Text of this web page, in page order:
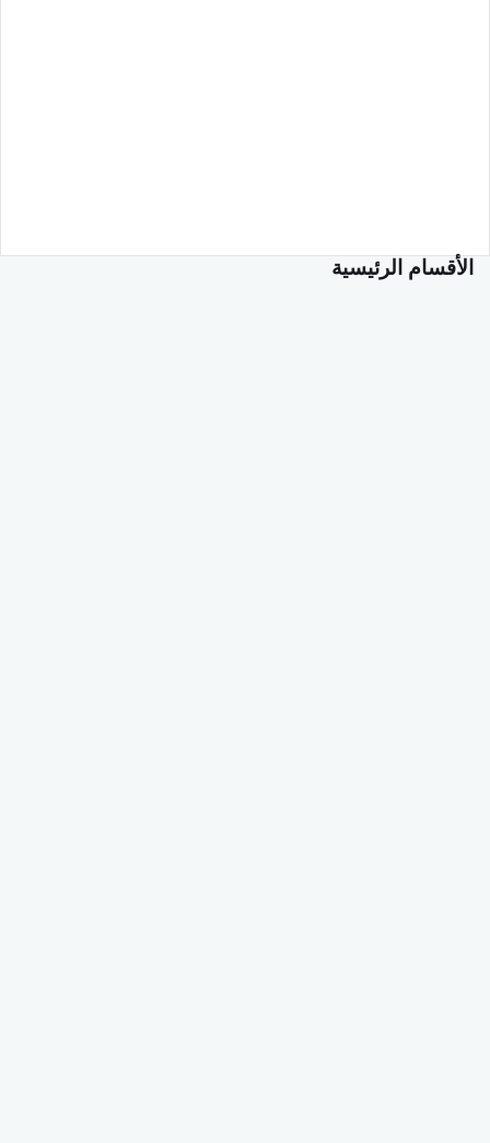
الأقسام الرئيسية